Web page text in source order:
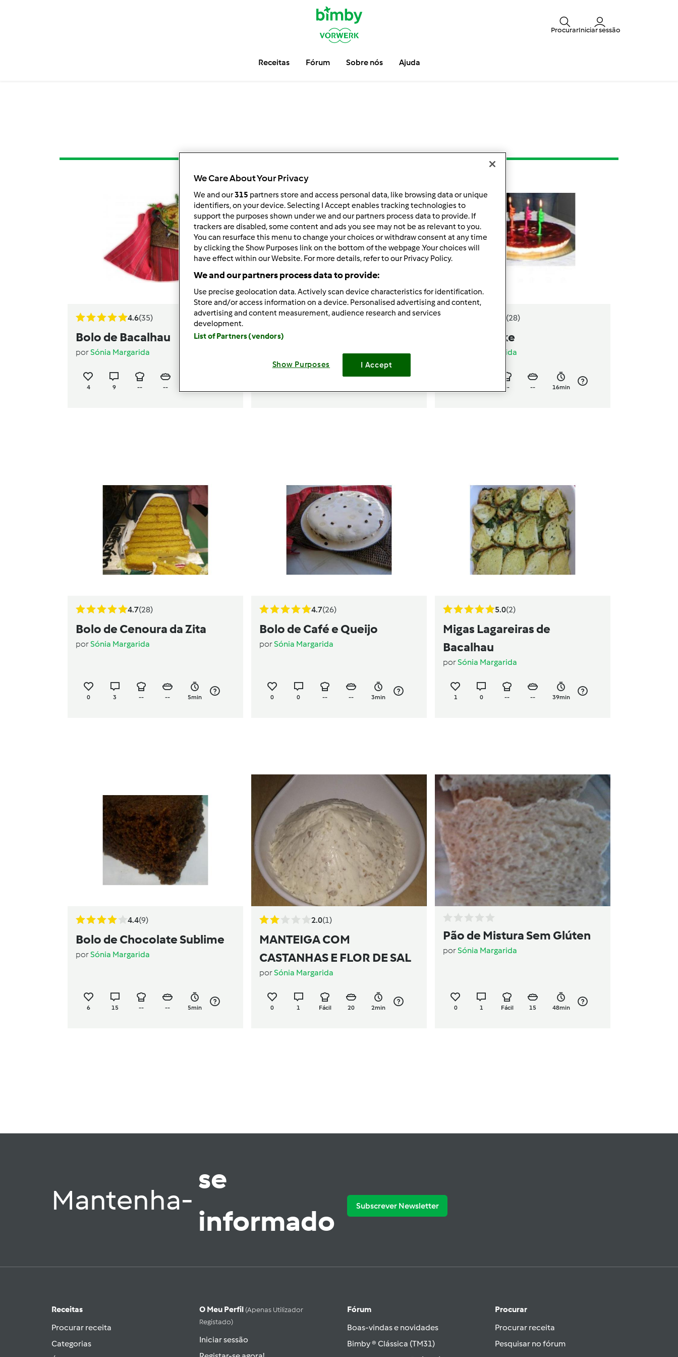
ProcurarIniciar sessão
Receitas Fórum Sobre nós Ajuda
4.6(35)
Bolo de Bacalhau
porSónia Margarida
4 9 -- --
4.7(29)
Bolo de Figo d' Avoinha
(28)
Cheese Cake
Sónia Margarida
-- -- 16min
4.7(28)
Bolo de Cenoura da Zita
porSónia Margarida
0 3 -- -- 5min
4.7(26)
Bolo de Café e Queijo
porSónia Margarida
0 0 -- -- 3min
5.0(2)
Migas Lagareiras de
Bacalhau
porSónia Margarida
1 0 -- -- 39min
4.4(9)
Bolo de Chocolate Sublime
porSónia Margarida
6 15 -- -- 5min
2.0(1)
MANTEIGA COM
CASTANHAS E FLOR DE SAL
porSónia Margarida
0 1 Fácil 20 2min
Pão de Mistura Sem Glúten
porSónia Margarida
0 1 Fácil 15 48min
Mantenha-
se
informado
Subscrever Newsletter
Receitas
Procurar receita
Categorias
O Meu Perfil (apenas Utilizador
Registado)
Iniciar sessão
Fórum
Boas-vindas e novidades
Bimby ® Clássica (TM31)
Procurar
Procurar receita
Pesquisar no fórum
We Care About Your Privacy
We and our315 partners store and access personal data, like browsing data or unique
identifiers, on your device. Selecting I Accept enables tracking technologies to
support the purposes shown under we and our partners process data to provide. If
trackers are disabled, some content and ads you see may not be as relevant to you.
You can resurface this menu to change your choices or withdraw consent at any time
by clicking the Show Purposes link on the bottom of the webpage .Your choices will
have effect within our Website. For more details, refer to our Privacy Policy.
We and our partners process data to provide:
Use precise geolocation data. Actively scan device characteristics for identification.
Store and/or access information on a device. Personalised advertising and content,
advertising and content measurement, audience research and services
development.
List of Partners (vendors)
Show Purposes I Accept